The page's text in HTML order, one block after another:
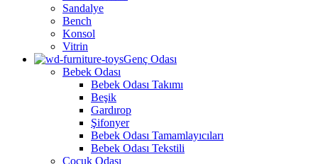
Sandalye
Bench
Konsol
Vitrin
Genç Odası
Bebek Odası
Bebek Odası Takımı
Beşik
Gardırop
Şifonyer
Bebek Odası Tamamlayıcıları
Bebek Odası Tekstili
Çocuk Odası